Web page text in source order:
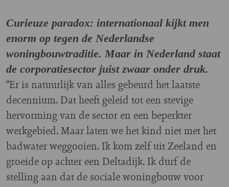
Curieuze paradox: internationaal kijkt men
enorm op tegen de Nederlandse
woningbouwtraditie. Maar in Nederland staat
de corporatiesector juist zwaar onder druk.
“Er is natuurlijk van alles gebeurd het laatste
decennium. Dat heeft geleid tot een stevige
hervorming van de sector en een beperkter
werkgebied. Maar laten we het kind niet met het
badwater weggooien. Ik kom zelf uit Zeeland en
groeide op achter een Deltadijk. Ik durf de
stelling aan dat de sociale woningbouw voor